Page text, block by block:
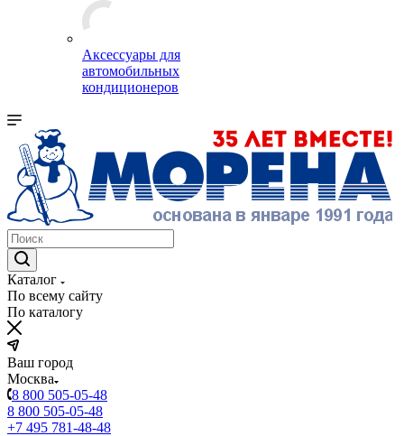
Аксессуары для
автомобильных
кондиционеров
Каталог
По всему сайту
По каталогу
Ваш город
Москва
8 800 505-05-48
8 800 505-05-48
+7 495 781-48-48